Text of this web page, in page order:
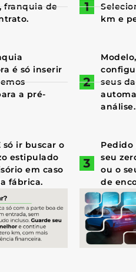
franquia de
é só inserir
a pré-
só ir buscar o
estipulado
em caso
fábrica.
km e
seus
análise.
Pedido
seu
ou o
de